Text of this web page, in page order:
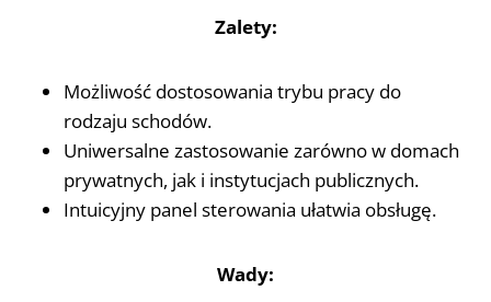
Zalety:
Możliwość dostosowania trybu pracy do
rodzaju schodów.
Uniwersalne zastosowanie zarówno w domach
prywatnych, jak i instytucjach publicznych.
Intuicyjny panel sterowania ułatwia obsługę.
Wady: